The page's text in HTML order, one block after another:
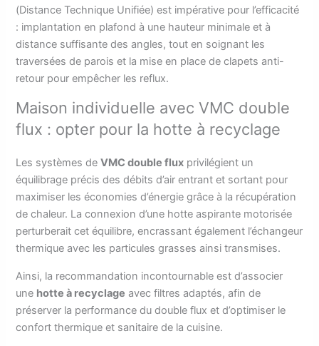
(Distance Technique Unifiée) est impérative pour l’efficacité
: implantation en plafond à une hauteur minimale et à
distance suffisante des angles, tout en soignant les
traversées de parois et la mise en place de clapets anti-
retour pour empêcher les reflux.
Maison individuelle avec VMC double
flux : opter pour la hotte à recyclage
Les systèmes deVMC double flux privilégient un
équilibrage précis des débits d’air entrant et sortant pour
maximiser les économies d’énergie grâce à la récupération
de chaleur. La connexion d’une hotte aspirante motorisée
perturberait cet équilibre, encrassant également l’échangeur
thermique avec les particules grasses ainsi transmises.
Ainsi, la recommandation incontournable est d’associer
une hotte à recyclage avec filtres adaptés, afin de
préserver la performance du double flux et d’optimiser le
confort thermique et sanitaire de la cuisine.